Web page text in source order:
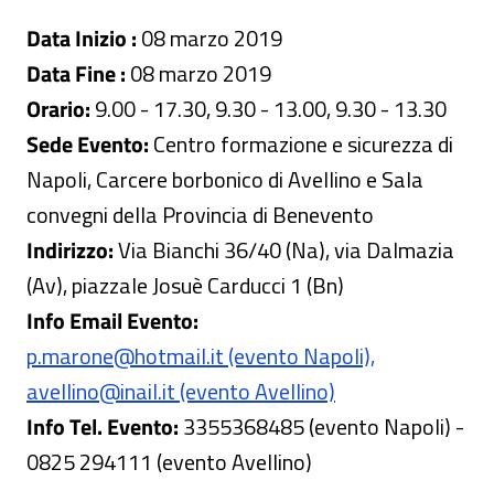
Data Inizio :08 marzo 2019
Data Fine :08 marzo 2019
Orario:9.00 - 17.30, 9.30 - 13.00, 9.30 - 13.30
Sede Evento:Centro formazione e sicurezza di
Napoli, Carcere borbonico di Avellino e Sala
convegni della Provincia di Benevento
Indirizzo:Via Bianchi 36/40 (Na), via Dalmazia
(Av), piazzale Josuè Carducci 1 (Bn)
Info Email Evento:
p.marone@hotmail.it (evento Napoli),
avellino@inail.it (evento Avellino)
Info Tel. Evento:3355368485 (evento Napoli) -
0825 294111 (evento Avellino)